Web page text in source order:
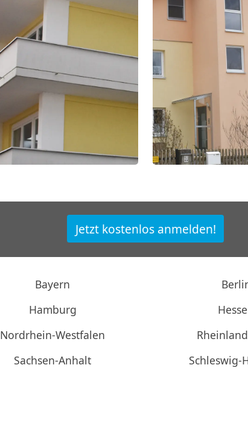
Jetzt kostenlos anmelden!
Bayern
Hamburg
Nordrhein-Westfalen
Sachsen-Anhalt Schleswig-